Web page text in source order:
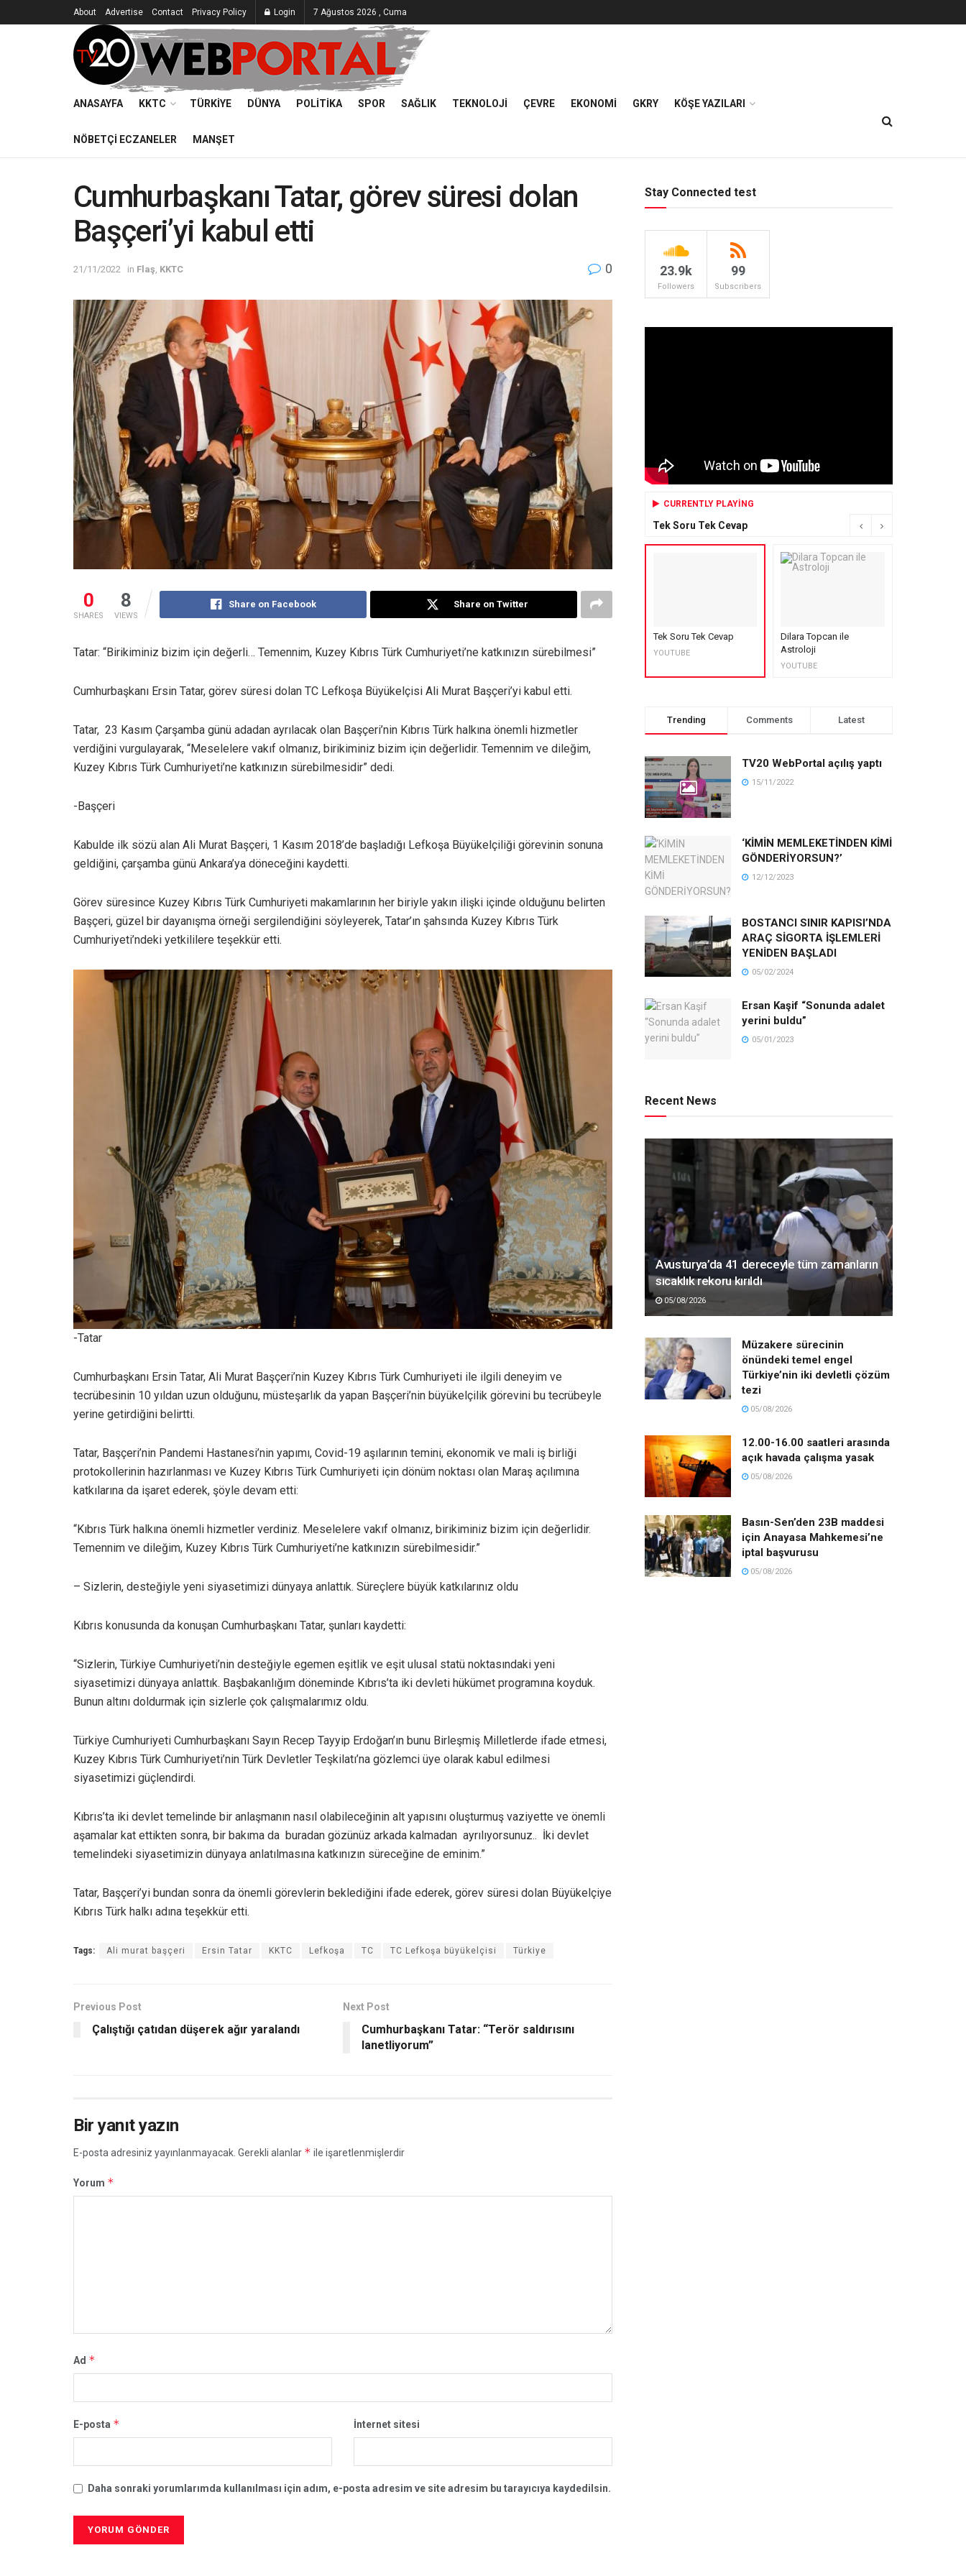
About Advertise Contact Privacy Policy Login 7 Ağustos 2026 , Cuma
ANASAYFA KKTC TÜRKIYE DÜNYA POLITIKA SPOR SAĞLIK TEKNOLOJI ÇEVRE EKONOMI GKRY KÖŞE YAZILARI
NÖBETÇI ECZANELER MANŞET
Cumhurbaşkanı Tatar, görev süresi dolan
Başçeri’yi kabul etti
21/11/2022 in Flaş KKTC 0
0
SHARES
8
VIEWS
Share on Facebook Share on Twitter
Tatar: “Birikiminiz bizim için değerli… Temennim, Kuzey Kıbrıs Türk Cumhuriyeti’ne katkınızın sürebilmesi”
Cumhurbaşkanı Ersin Tatar, görev süresi dolan TC Lefkoşa Büyükelçisi Ali Murat Başçeri’yi kabul etti.
Tatar, 23 Kasım Çarşamba günü adadan ayrılacak olan Başçeri’nin Kıbrıs Türk halkına önemli hizmetler
verdiğini vurgulayarak, “Meselelere vakıf olmanız, birikiminiz bizim için değerlidir. Temennim ve dileğim,
Kuzey Kıbrıs Türk Cumhuriyeti’ne katkınızın sürebilmesidir” dedi.
-Başçeri
Kabulde ilk sözü alan Ali Murat Başçeri, 1 Kasım 2018’de başladığı Lefkoşa Büyükelçiliği görevinin sonuna
geldiğini, çarşamba günü Ankara’ya döneceğini kaydetti.
Görev süresince Kuzey Kıbrıs Türk Cumhuriyeti makamlarının her biriyle yakın ilişki içinde olduğunu belirten
Başçeri, güzel bir dayanışma örneği sergilendiğini söyleyerek, Tatar’ın şahsında Kuzey Kıbrıs Türk
Cumhuriyeti’ndeki yetkililere teşekkür etti.
-Tatar
Cumhurbaşkanı Ersin Tatar, Ali Murat Başçeri’nin Kuzey Kıbrıs Türk Cumhuriyeti ile ilgili deneyim ve
tecrübesinin 10 yıldan uzun olduğunu, müsteşarlık da yapan Başçeri’nin büyükelçilik görevini bu tecrübeyle
yerine getirdiğini belirtti.
Tatar, Başçeri’nin Pandemi Hastanesi’nin yapımı, Covid-19 aşılarının temini, ekonomik ve mali iş birliği
protokollerinin hazırlanması ve Kuzey Kıbrıs Türk Cumhuriyeti için dönüm noktası olan Maraş açılımına
katkılarına da işaret ederek, şöyle devam etti:
“Kıbrıs Türk halkına önemli hizmetler verdiniz. Meselelere vakıf olmanız, birikiminiz bizim için değerlidir.
Temennim ve dileğim, Kuzey Kıbrıs Türk Cumhuriyeti’ne katkınızın sürebilmesidir.”
– Sizlerin, desteğiyle yeni siyasetimizi dünyaya anlattık. Süreçlere büyük katkılarınız oldu
Kıbrıs konusunda da konuşan Cumhurbaşkanı Tatar, şunları kaydetti:
“Sizlerin, Türkiye Cumhuriyeti’nin desteğiyle egemen eşitlik ve eşit ulusal statü noktasındaki yeni
siyasetimizi dünyaya anlattık. Başbakanlığım döneminde Kıbrıs’ta iki devleti hükümet programına koyduk.
Bunun altını doldurmak için sizlerle çok çalışmalarımız oldu.
Türkiye Cumhuriyeti Cumhurbaşkanı Sayın Recep Tayyip Erdoğan’ın bunu Birleşmiş Milletlerde ifade etmesi,
Kuzey Kıbrıs Türk Cumhuriyeti’nin Türk Devletler Teşkilatı’na gözlemci üye olarak kabul edilmesi
siyasetimizi güçlendirdi.
Kıbrıs’ta iki devlet temelinde bir anlaşmanın nasıl olabileceğinin alt yapısını oluşturmuş vaziyette ve önemli
aşamalar kat ettikten sonra, bir bakıma da buradan gözünüz arkada kalmadan ayrılıyorsunuz.. İki devlet
temelindeki siyasetimizin dünyaya anlatılmasına katkınızın süreceğine de eminim.”
Tatar, Başçeri’yi bundan sonra da önemli görevlerin beklediğini ifade ederek, görev süresi dolan Büyükelçiye
Kıbrıs Türk halkı adına teşekkür etti.
Tags: Ali murat başçeri Ersin Tatar KKTC Lefkoşa TC TC Lefkoşa büyükelçisi Türkiye
Previous Post
Çalıştığı çatıdan düşerek ağır yaralandı
Next Post
Cumhurbaşkanı Tatar: “Terör saldırısını
lanetliyorum”
Bir yanıt yazın
E-posta adresiniz yayınlanmayacak. Gerekli alanlar * ile işaretlenmişlerdir
Yorum *
Ad *
E-posta * İnternet sitesi
Daha sonraki yorumlarımda kullanılması için adım, e-posta adresim ve site adresim bu tarayıcıya kaydedilsin.
Stay Connected test
23.9k
Followers
99
Subscribers
CURRENTLY PLAYING
Tek Soru Tek Cevap
Tek Soru Tek Cevap
YOUTUBE
Dilara Topcan ile
Astroloji
YOUTUBE
Trending Comments Latest
TV20 WebPortal açılış yaptı
15/11/2022
‘KİMİN MEMLEKETİNDEN KİMİ
GÖNDERİYORSUN?’
12/12/2023
BOSTANCI SINIR KAPISI’NDA
ARAÇ SİGORTA İŞLEMLERİ
YENİDEN BAŞLADI
05/02/2024
Ersan Kaşif “Sonunda adalet
yerini buldu”
05/01/2023
Recent News
Avusturya’da 41 dereceyle tüm zamanların
sıcaklık rekoru kırıldı
05/08/2026
Müzakere sürecinin
önündeki temel engel
Türkiye’nin iki devletli çözüm
tezi
05/08/2026
12.00-16.00 saatleri arasında
açık havada çalışma yasak
05/08/2026
Basın-Sen’den 23B maddesi
için Anayasa Mahkemesi’ne
iptal başvurusu
05/08/2026